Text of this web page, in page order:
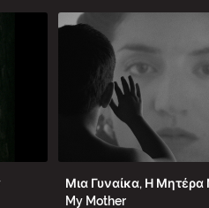
Μια Γυναίκα, Η Μητέρα
My Mother